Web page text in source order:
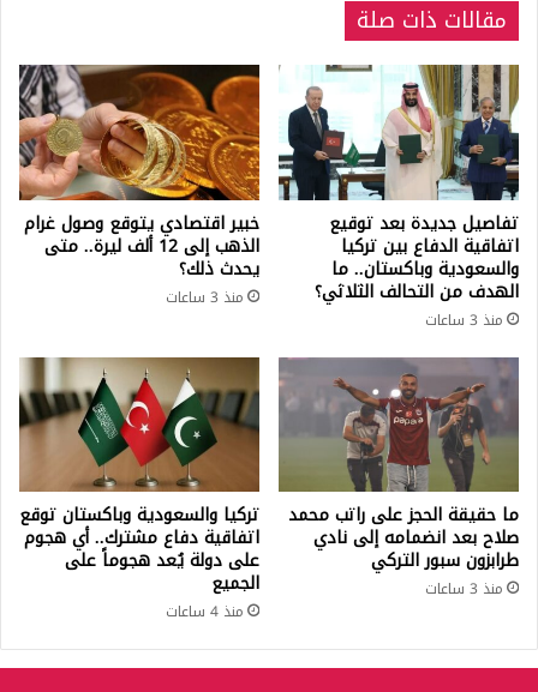
مقالات ذات صلة
تفاصيل جديدة بعد توقيع
اتفاقية الدفاع بين تركيا
والسعودية وباكستان.. ما
الهدف من التحالف الثلاثي؟
منذ 3 ساعات
خبير اقتصادي يتوقع وصول غرام
الذهب إلى 12 ألف ليرة.. متى
يحدث ذلك؟
منذ 3 ساعات
ما حقيقة الحجز على راتب محمد
صلاح بعد انضمامه إلى نادي
طرابزون سبور التركي
منذ 3 ساعات
تركيا والسعودية وباكستان توقع
اتفاقية دفاع مشترك.. أي هجوم
على دولة يُعد هجوماً على
الجميع
منذ 4 ساعات